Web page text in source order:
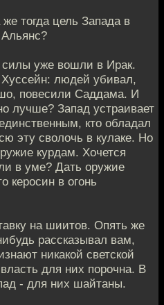
тогда цель Запада в
уже вошли в Ирак.
людей убивал,
повесили Саддама. И
лучше? Запад устраивает
кто обладал
эту сволочь в кулаке. Но
курдам. Хочется
в уме? Дать оружие
керосин в огонь
на шиитов. Опять же
рассказывал вам,
никакой светской
для них порочна. В
- для них шайтаны.